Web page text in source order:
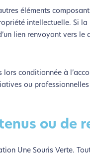
nécessaires à
vous deviendrez ainsi
Annuler
éléments
intellectuelle. Si
lien renvoyant vers le
conditionnée à
ou
ou de
Une Souris Verte.